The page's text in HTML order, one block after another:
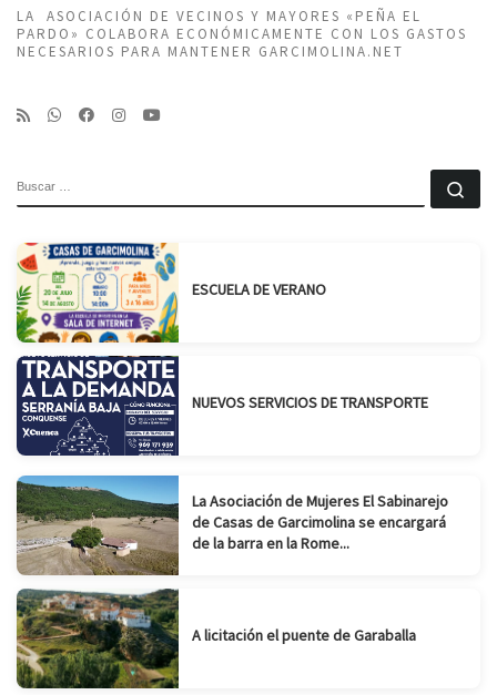
LA ASOCIACIÓN DE VECINOS Y MAYORES «PEÑA EL
PARDO» COLABORA ECONÓMICAMENTE CON LOS GASTOS
NECESARIOS PARA MANTENER GARCIMOLINA.NET
ESCUELA DE VERANO
NUEVOS SERVICIOS DE TRANSPORTE
La Asociación de Mujeres El Sabinarejo
de Casas de Garcimolina se encargará
de la barra en la Rome...
A licitación el puente de Garaballa